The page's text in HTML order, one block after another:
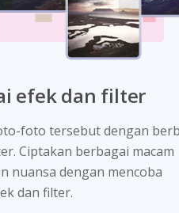
efek dan filter
foto tersebut dengan
Ciptakan berbagai macam
nuansa dengan mencoba
dan filter.